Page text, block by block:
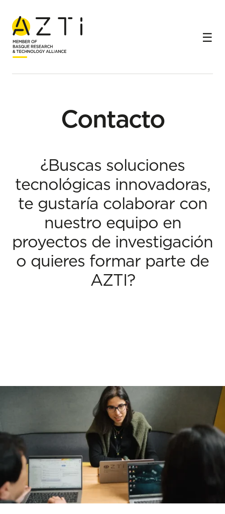
Inicio Contacto
Contacto
¿Buscas soluciones
tecnológicas innovadoras,
te gustaría colaborar con
nuestro equipo en
proyectos de investigación
o quieres formar parte de
AZTI?